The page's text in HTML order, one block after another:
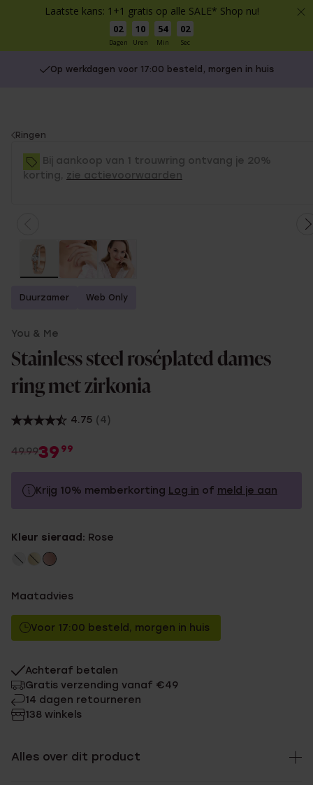
Laatste kans: 1+1 gratis op alle SALE* Shop nu!
02
Dagen
10
Uren
54
Min
02
Sec
Op werkdagen voor 17:00 besteld, morgen in huis
You
are
here:
Ringen
Bij aankoop van 1 trouwring ontvang je 20%
korting, zie actievoorwaarden
Duurzamer Web Only
You & Me
Stainless steel roséplated dames
ring met zirkonia
4.75 (4)
49.9939 99
Krijg 10% memberkorting Log in of meld je aan
Zonder memberkorting
Kleur sieraad: Rose
Maatadvies
Voor 17:00 besteld, morgen in huis
Achteraf betalen
Gratis verzending vanaf €49
14 dagen retourneren
138 winkels
Alles over dit product